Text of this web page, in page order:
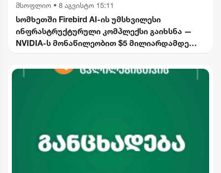
მსოფლიო • 8 აგვისტო 15:11
სომხეთში Firebird AI-ის უმსხვილესი
ინფრასტრუქტურული კომპლექსი გაიხსნა —
NVIDIA-ს მონაწილეობით $5 მილიარდამდე